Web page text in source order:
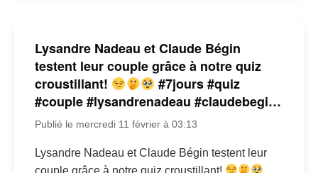
Lysandre Nadeau et Claude Bégin
testent leur couple grâce à notre quiz
croustillant!
#7jours #quiz
#couple #lysandrenadeau #claudebegi…
Publié le mercredi 11 février à 03:13
Lysandre Nadeau et Claude Bégin testent leur
couple grâce à notre quiz croustillant!